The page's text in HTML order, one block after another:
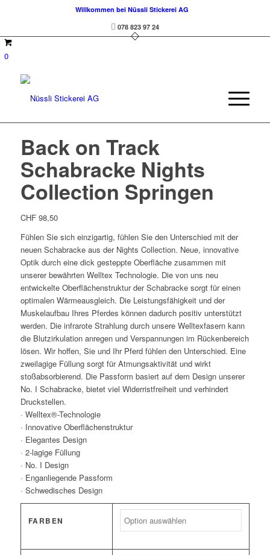
Willkommen bei Nüssli Stickerei AG
078 823 97 24
0
Back on Track
Schabracke Nights
Collection Springen
CHF98,50
Fühlen Sie sich einzigartig, fühlen Sie den Unterschied mit der
neuen Schabracke aus der Nights Collection. Neue, innovative
Optik durch eine dick gesteppte Oberfläche zusammen mit
unserer bewährten Welltex Technologie. Die von uns neu
entwickelte Oberflächenstruktur der Schabracke sorgt für einen
optimalen Wärmeausgleich. Die Leistungsfähigkeit und der
Muskelaufbau Ihres Pferdes können dadurch positiv unterstützt
werden. Die infrarote Strahlung durch unsere Welltexfasern kann
die Blutzirkulation anregen und Verspannungen im Rückenbereich
lösen. Wir hoffen, Sie und Ihr Pferd fühlen den Unterschied. Eine
zweilagige Füllung sorgt für Atmungsaktivität und wirkt
stoßabsorbierend. Die Passform basiert auf dem Design unserer
No. I Schabracke, bietet viel Widerristfreiheit und verhindert
Druckstellen.
· Welltex®-Technologie
· Innovative Oberflächenstruktur
· Elegantes Design
· 2-lagige Füllung
· No. I Design
· Enganliegende Passform
· Schwedisches Design
FARBEN